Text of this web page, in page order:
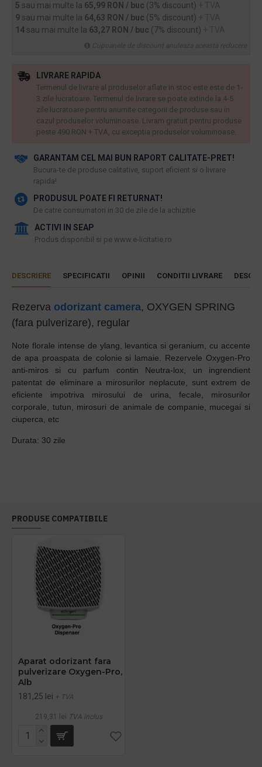
5 sau mai multe la 65,99 RON / buc (3% discount)
9 sau mai multe la 64,63 RON / buc (5% discount)
14 sau mai multe la 63,27 RON / buc (7% discount)
GARANTAM CEL MAI BUN RAPORT CALITATE-PRET!
​Bucura-te de produse calitative, suport eficient si o livrare
rapida!
PRODUSUL POATE FI RETURNAT!
De catre consumatori in 30 de zile de la achizitie
ACTIVI IN SEAP
Produs disponibil si pe www.e-licitatie.ro
LIVRARE RAPIDA
Termenul de livrare al produselor aflate in stoc este este de 1-
3 zile lucratoare. Termenul de livrare se poate extinde la 4-5
zile lucratoare pentru anumite categorii de produse sau in
cazul produselor voluminoase. Livram gratuit pentru produse
peste 490 RON + TVA, cu exceptia produselor voluminoase.
DESCRIERE SPECIFICATII OPINII CONDITII LIVRARE
Rezerva odorizant camera, OXYGEN SPRING
(fara pulverizare), regular
Note florale intense de ylang, levantica si geranium, cu accente
de apa proaspata de colonie si lamaie. Rezervele Oxygen-Pro
anti-miros si cu parfum contin Neutra-lox, un ingrendient
patentat de eliminare a mirosurilor neplacute, sunt extrem de
eficiente impotriva mirosului de urina, fecale, mirosurilor
corporale, tutun, mirosuri de animale de companie, mucegai si
ciuperca, etc
Durata: 30 zile
PRODUSE COMPATIBILE
Aparat odorizant fara
pulverizare Oxygen-Pro,
Alb
181,25 lei + TVA
219,31 lei TVA inclus